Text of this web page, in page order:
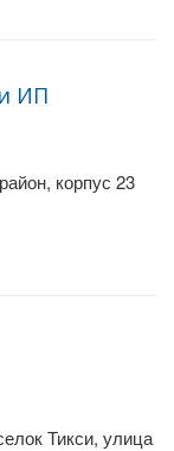
ИП
корпус 23
Тикси, улица